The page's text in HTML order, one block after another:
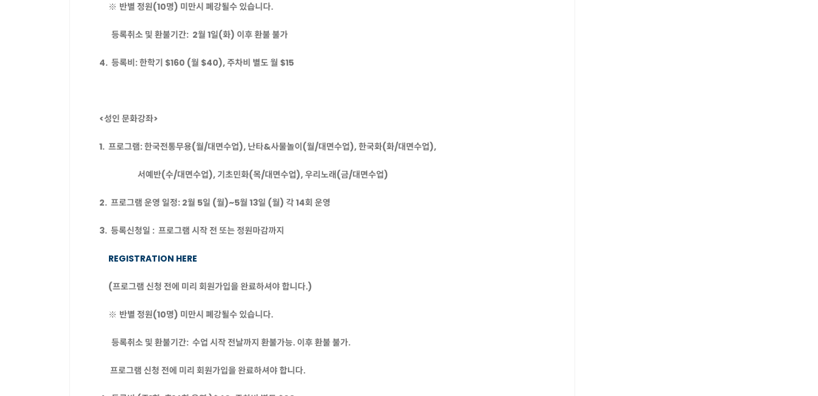
※ 반별 정원(10명) 미만시 폐강될수 있습니다.
등록취소 및 환불기간: 2월 1일(화) 이후 환불 불가
4. 등록비: 한학기 $160 (월 $40), 주차비 별도 월 $15
<성인 문화강좌>
1. 프로그램: 한국전통무용(월/대면수업), 난타&사물놀이(월/대면수업), 한국화(화/대면수업),
서예반(수/대면수업), 기초민화(목/대면수업), 우리노래(금/대면수업)
2. 프로그램 운영 일정: 2월 5일 (월)~5월 13일 (월) 각 14회 운영
3. 등록신청일 : 프로그램 시작 전 또는 정원마감까지
REGISTRATION HERE
(프로그램 신청 전에 미리 회원가입을 완료하셔야 합니다.)
※ 반별 정원(10명) 미만시 폐강될수 있습니다.
등록취소 및 환불기간: 수업 시작 전날까지 환불가능. 이후 환불 불가.
프로그램 신청 전에 미리 회원가입을 완료하셔야 합니다.